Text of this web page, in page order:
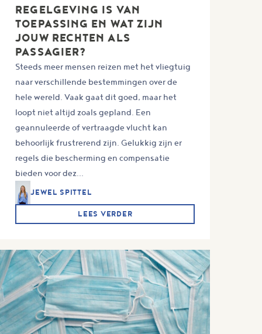
REGELGEVING IS VAN
TOEPASSING EN WAT ZIJN
JOUW RECHTEN ALS
PASSAGIER?
Steeds meer mensen reizen met het vliegtuig
naar verschillende bestemmingen over de
hele wereld. Vaak gaat dit goed, maar het
loopt niet altijd zoals gepland. Een
geannuleerde of vertraagde vlucht kan
behoorlijk frustrerend zijn. Gelukkig zijn er
regels die bescherming en compensatie
bieden voor dez...
JEWEL SPITTEL
LEES VERDER